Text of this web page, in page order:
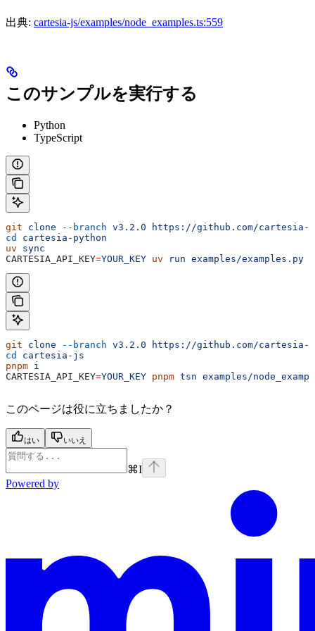
出典: cartesia-js/examples/node_examples.ts:559
このサンプルを実行する
Python
TypeScript
git clone --branch v3.2.0 https://github.com/cartesia-
cd
cartesia-python
uv sync
CARTESIA_API_KEY=YOUR_KEY uv run examples/examples.py
git clone --branch v3.2.0 https://github.com/
cd
cartesia-js
pnpm i
CARTESIA_API_KEY=YOUR_KEY pnpm tsn examples/
このページは役に立ちましたか？
はい いいえ
⌘I
Powered by